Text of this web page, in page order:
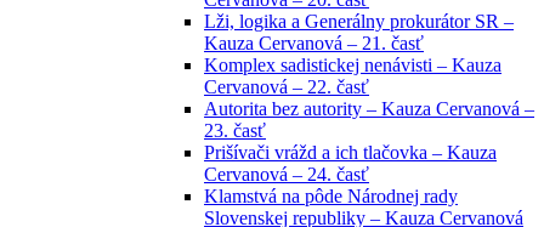
Lži, logika a Generálny prokurátor SR –
Kauza Cervanová – 21. časť
Komplex sadistickej nenávisti – Kauza
Cervanová – 22. časť
Autorita bez autority – Kauza Cervanová –
23. časť
Prišívači vrážd a ich tlačovka – Kauza
Cervanová – 24. časť
Klamstvá na pôde Národnej rady
Slovenskej republiky – Kauza Cervanová